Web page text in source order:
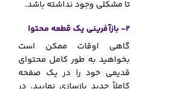
تا مشکلی وجود نداشته باشد.
2- بازآفرینی یک قطعه محتوا
گاهی اوقات ممکن است
بخواهید به طور کامل محتوای
قدیمی خود را در یک صفحه